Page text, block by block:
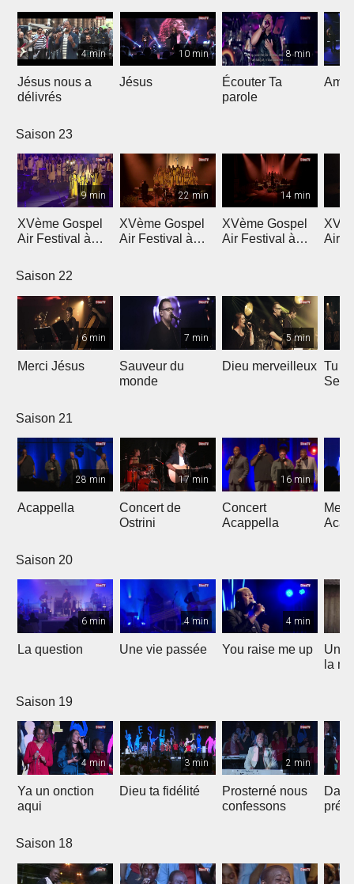
4 min
Jésus nous a
délivrés
10 min
Jésus
8 min
Écouter Ta
parole
Ami
Saison 23
9 min
XVème Gospel
Air Festival à
22 min
XVème Gospel
Air Festival à
14 min
XVème Gospel
Air Festival à
Air
Saison 22
6 min
Merci Jésus
7 min
Sauveur du
monde
5 min
Dieu merveilleux Tu
Saison 21
28 min
Acappella
17 min
Concert de
Ostrini
16 min
Concert
Acappella
Saison 20
6 min
La question
4 min
Une vie passée
4 min
You raise me up
Une
la
Saison 19
4 min
Ya un onction
aqui
3 min
Dieu ta fidélité
2 min
Prosterné nous
confessons
Saison 18